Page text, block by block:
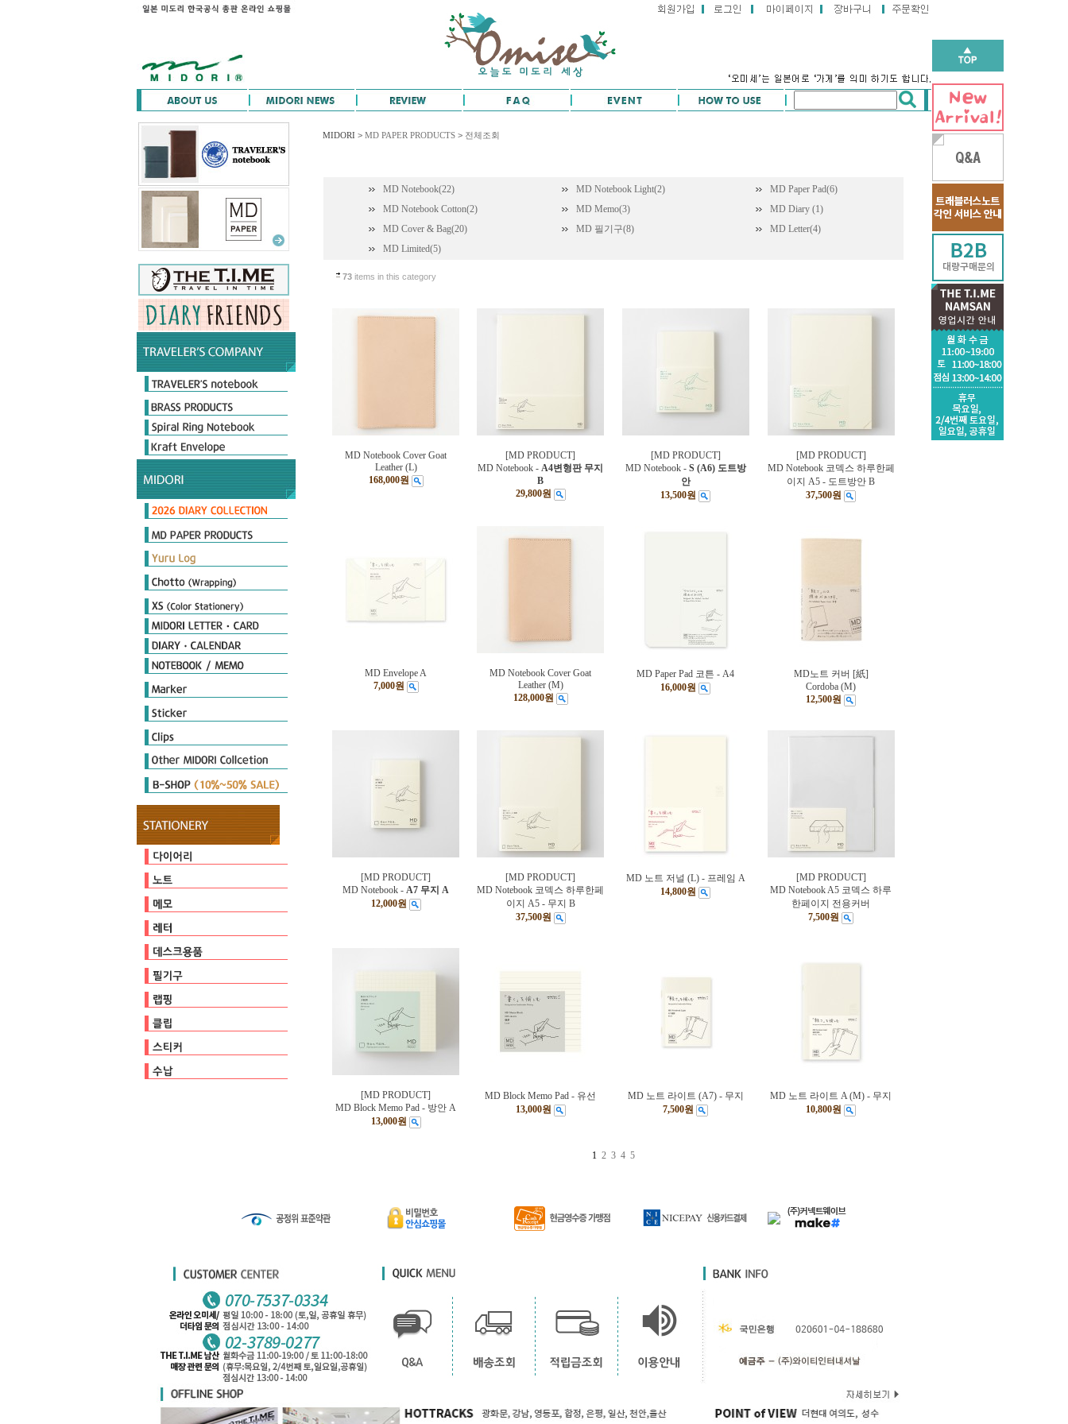
Original & Passport Size
Original Refills
Passport Refills
Customize
2026 Diary
Limited Edition
MD노트 다이어리
포켓다이어리
더블 스케줄 다이어리
플랫 다이어리
Day length Diary
Plus Stand Diary
hibino
Book type Diary
PRD 프로페셔널 다이어리
MIDORI Calendar
TRAVELER'S notebook Diary
MD Notebook
MD Notebook Light
MD Paper Pad
MD Notebook cotton
MD Memo
MD Diary
MD Cover & Bag
MD 필기구
MD Letter
MD Limited
Notebook
Seal
Stamp
Cover
Origami
Petit Gift
PCM Seal
Deco item
THE MEISTER'S Note
Diamond Memo
Color Note & Others
Sticky Notes
Film Marker
Index Marker
Diary Seal
Sticker Marche
Other Seal
E-clips
P-clips
other clips
DIARY MATE
Cutter
Ruler & Template
Magnet
Stamp
Embosser
Zipperbag
Pouch & Pen case
PULP STORAGE
Clear Foder
Mini Cleaner
오지상25thAnniversary
다이어리
캘린더
일기
유선
방안
무지
커버/가방
기타
점착메모지
스프링메모
기타
편지지/편지봉투
카드
가위/커터/스태이플러/펀치
자
마그넷
클리너
스탬프
테이프
펜/펜슬/리필
펜홀더/포켓
페이퍼
비닐포장
엠보서
포장장식
E-clips
P-clips
other clips
다이어리씰
스티커마르쉐
기타
MIDORI > MD PAPER PRODUCTS> 전체조회
MD Notebook(22) MD Notebook Light(2)
MD Paper Pad(6)
MD Notebook Cotton(2)
MD Memo(3) MD Diary (1)
MD Cover & Bag(20)
MD 필기구(8)
MD Letter(4)
MD Limited(5)
73 items in this category
MD Notebook Cover Goat
Leather (L)
168,000원
[MD PRODUCT]
MD Notebook - A4변형판 무지
B
29,800원
[MD PRODUCT]
MD Notebook - S (A6) 도트방
안
13,500원
[MD PRODUCT]
MD Notebook 코덱스 하루한페
이지 A5 - 도트방안 B
37,500원
MD Envelope A
7,000원
MD Notebook Cover Goat
Leather (M)
128,000원
MD Paper Pad 코튼 - A4
16,000원
MD노트 커버 [紙]
Cordoba (M)
12,500원
[MD PRODUCT]
MD Notebook - A7 무지 A
12,000원
[MD PRODUCT]
MD Notebook 코덱스 하루한페
이지 A5 - 무지 B
37,500원
MD 노트 저널 (L) - 프레임 A
14,800원
[MD PRODUCT]
MD Notebook A5 코덱스 하루
한페이지 전용커버
7,500원
[MD PRODUCT]
MD Block Memo Pad - 방안 A
13,000원
MD Block Memo Pad - 유선
13,000원
MD 노트 라이트 (A7) - 무지
7,500원
MD 노트 라이트 A (M) - 무지
10,800원
1 2 3 4 5